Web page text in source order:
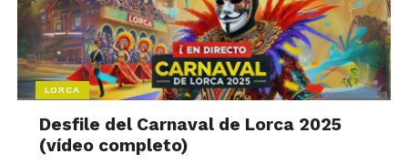
LORCA
Desfile del Carnaval de Lorca 2025
(vídeo completo)